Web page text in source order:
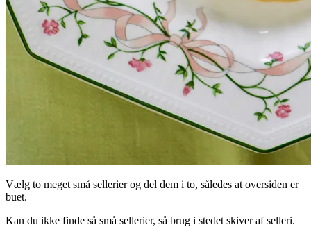
Vælg to meget små sellerier og del dem i to, således at oversiden er
buet.
Kan du ikke finde så små sellerier, så brug i stedet skiver af selleri.